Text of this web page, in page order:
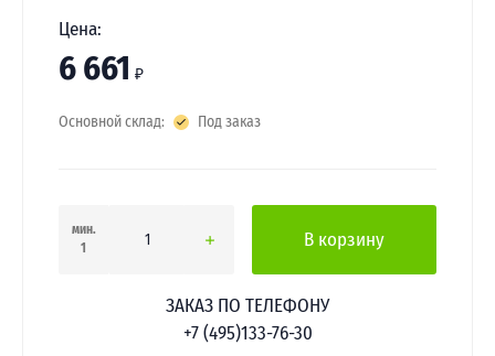
Цена:
6 661 ₽
Основной склад: Под заказ
мин.
1
В корзину
ЗАКАЗ ПО ТЕЛЕФОНУ
+7 (495)133-76-30